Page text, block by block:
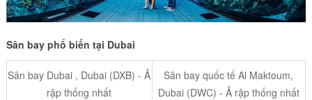
Sân bay phổ biến tại Dubai
Sân bay Dubai , Dubai (DXB) - Ả
rập thống nhất
Sân bay quốc tế Al Maktoum,
Dubai (DWC) - Ả rập thống nhất